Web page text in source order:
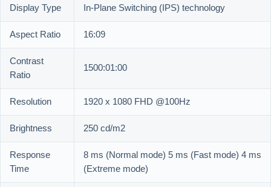
Display Type
In-Plane Switching (IPS) technology
Aspect Ratio
16:09
Contrast
Ratio
1500:01:00
Resolution
1920 x 1080 FHD @100Hz
Brightness
250 cd/m2
Response
Time
8 ms (Normal mode) 5 ms (Fast mode) 4 ms
(Extreme mode)